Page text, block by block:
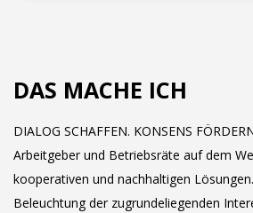
DAS MACHE ICH
DIALOG SCHAFFEN. KONSENS
Arbeitgeber und Betriebsräte auf dem
kooperativen und nachhaltigen
Beleuchtung der zugrundeliegenden